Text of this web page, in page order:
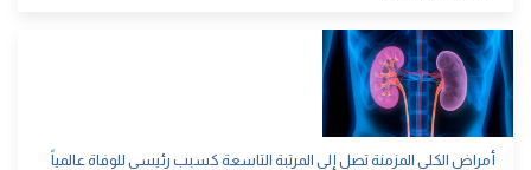
أمراض الكلى المزمنة تصل إلى المرتبة التاسعة كسبب رئيسي للوفاة عالمياً